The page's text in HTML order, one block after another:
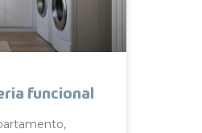
funcional